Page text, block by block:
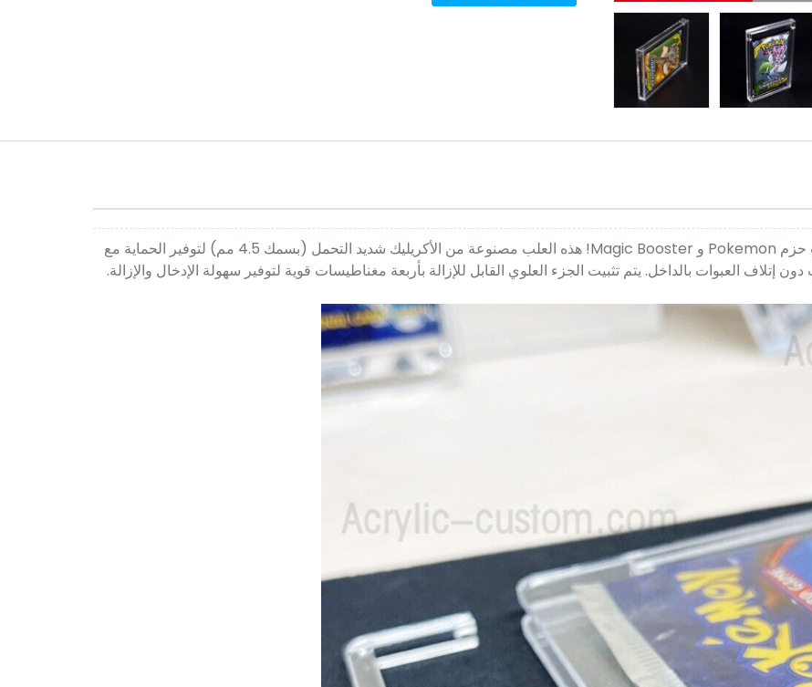
هذه علب أكريليك عالية الجودة مصممة خصيصًا لتناسب حزم Pokemon و Magic Booster! هذه العلب مصنوعة من الأكريليك شديد التحمل (بسمك 4.5 مم) لتوفير الحماية مع
العبوات بالداخل. يتم تثبيت الجزء العلوي القابل للإزالة بأربعة مغناطيسات قوية لتوفير سهولة الإدخال والإزالة.